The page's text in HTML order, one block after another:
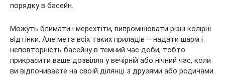
порядку в басейн.
Можуть блимати і мерехтіти, випромінювати різні колірні
відтінки. Але мета всіх таких приладів – надати шарм і
неповторність басейну в темний час доби, тобто
прикрасити ваше дозвілля у вечірній або нічний час, коли
ви відпочиваєте на своїй ділянці з друзями або родичами.